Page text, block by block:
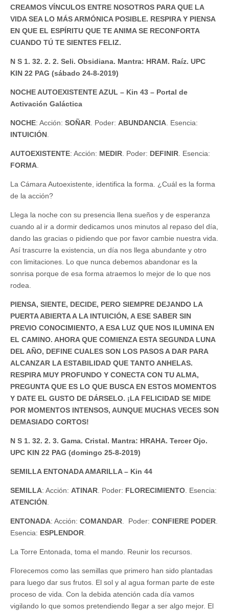
CREAMOS VÍNCULOS ENTRE NOSOTROS PARA QUE LA
VIDA SEA LO MÁS ARMÓNICA POSIBLE. RESPIRA Y PIENSA
EN QUE EL ESPÍRITU QUE TE ANIMA SE RECONFORTA
CUANDO TÚ TE SIENTES FELIZ.
N S 1. 32. 2. 2. Seli. Obsidiana. Mantra: HRAM. Raíz. UPC
KIN 22 PAG (sábado 24-8-2019)
NOCHE AUTOEXISTENTE AZUL – Kin 43 – Portal de
Activación Galáctica
NOCHE: Acción: SOÑAR . Poder: ABUNDANCIA . Esencia:
INTUICIÓN
AUTOEXISTENTE: Acción: MEDIR . Poder: DEFINIR . Esencia:
FORMA
La Cámara Autoexistente, identifica la forma. ¿Cuál es la forma
de la acción?
Llega la noche con su presencia llena sueños y de esperanza
cuando al ir a dormir dedicamos unos minutos al repaso del día,
dando las gracias o pidiendo que por favor cambie nuestra vida.
Así trascurre la existencia, un día nos llega abundante y otro
con limitaciones. Lo que nunca debemos abandonar es la
sonrisa porque de esa forma atraemos lo mejor de lo que nos
rodea.
PIENSA, SIENTE, DECIDE, PERO SIEMPRE DEJANDO LA
PUERTA ABIERTA A LA INTUICIÓN, A ESE SABER SIN
PREVIO CONOCIMIENTO, A ESA LUZ QUE NOS ILUMINA EN
EL CAMINO. AHORA QUE COMIENZA ESTA SEGUNDA LUNA
DEL AÑO, DEFINE CUALES SON LOS PASOS A DAR PARA
ALCANZAR LA ESTABILIDAD QUE TANTO ANHELAS.
RESPIRA MUY PROFUNDO Y CONECTA CON TU ALMA,
PREGUNTA QUE ES LO QUE BUSCA EN ESTOS MOMENTOS
Y DATE EL GUSTO DE DÁRSELO. ¡LA FELICIDAD SE MIDE
POR MOMENTOS INTENSOS, AUNQUE MUCHAS VECES SON
DEMASIADO CORTOS!
N S 1. 32. 2. 3. Gama. Cristal. Mantra: HRAHA. Tercer Ojo.
UPC KIN 22 PAG (domingo 25-8-2019)
SEMILLA ENTONADA AMARILLA – Kin 44
SEMILLA: Acción: ATINAR . Poder: FLORECIMIENTO . Esencia:
ATENCIÓN
ENTONADA: Acción: COMANDAR . Poder: CONFIERE PODER
Esencia: ESPLENDOR
La Torre Entonada, toma el mando. Reunir los recursos.
Florecemos como las semillas que primero han sido plantadas
para luego dar sus frutos. El sol y al agua forman parte de este
proceso de vida. Con la debida atención cada día vamos
vigilando lo que somos pretendiendo llegar a ser algo mejor. El